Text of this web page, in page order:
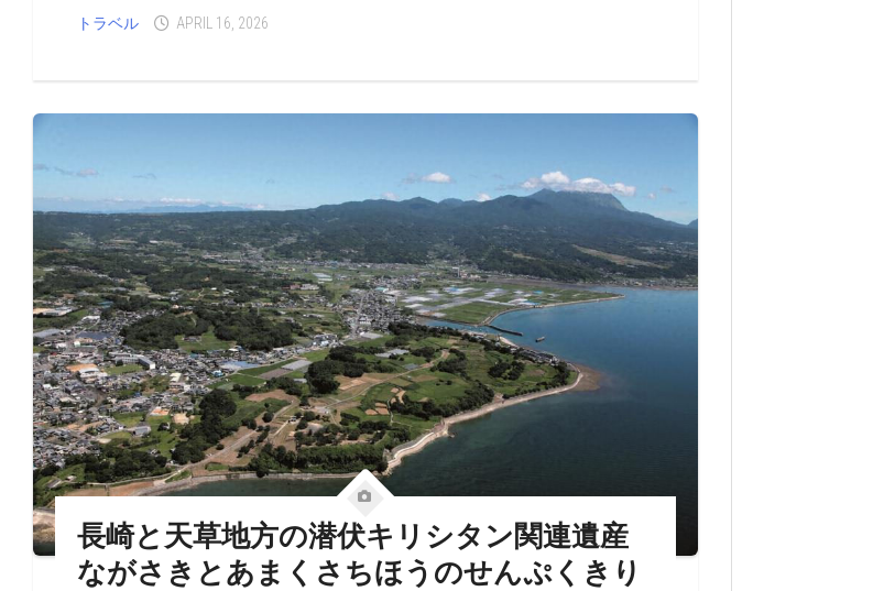
トラベル APRIL 16, 2026
長崎と天草地方の潜伏キリシタン関連遺産
ながさきとあまくさちほうのせんぷくきり